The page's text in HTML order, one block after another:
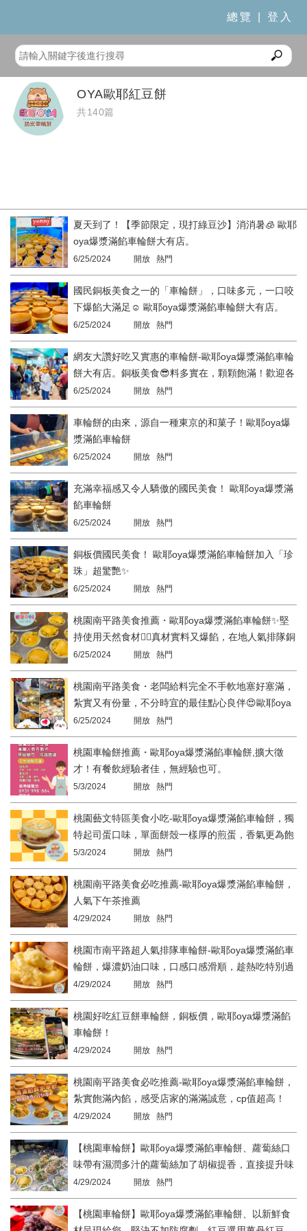
總覽 登入
OYA歐耶紅豆餅
共140篇
夏天到了！【季節限定，現打綠豆沙】消消暑🧊 歐耶
oya爆漿滿餡車輪餅大有店。
6/25/2024 開放 熱門
國民銅板美食之一的「車輪餅」，口味多元，一口咬
下爆餡大滿足☺️ 歐耶oya爆漿滿餡車輪餅大有店。
6/25/2024 開放 熱門
網友大讚好吃又實惠的車輪餅-歐耶oya爆漿滿餡車輪
餅大有店。銅板美食😎料多實在，顆顆飽滿！歡迎各
位來品嘗呢❤️
6/25/2024 開放 熱門
車輪餅的由來，源自一種東京的和菓子！歐耶oya爆
漿滿餡車輪餅
6/25/2024 開放 熱門
充滿幸福感又令人驕傲的國民美食！ 歐耶oya爆漿滿
餡車輪餅
6/25/2024 開放 熱門
銅板價國民美食！ 歐耶oya爆漿滿餡車輪餅加入「珍
珠」超驚艷✨
6/25/2024 開放 熱門
桃園南平路美食推薦・歐耶oya爆漿滿餡車輪餅✨堅
持使用天然食材👍🏻真材實料又爆餡，在地人氣排隊銅
板美食😍
6/25/2024 開放 熱門
桃園南平路美食・老闆給料完全不手軟地塞好塞滿，
紮實又有份量，不分時宜的最佳點心良伴😍歐耶oya
爆漿滿餡車輪餅✨
6/25/2024 開放 熱門
桃園車輪餅推薦・歐耶oya爆漿滿餡車輪餅,擴大徵
才！有餐飲經驗者佳，無經驗也可。
5/3/2024 開放 熱門
桃園藝文特區美食小吃-歐耶oya爆漿滿餡車輪餅，獨
特起司蛋口味，單面餅殼一樣厚的煎蛋，香氣更為飽
滿，更加有飽足感。
5/3/2024 開放 熱門
桃園南平路美食必吃推薦-歐耶oya爆漿滿餡車輪餅，
人氣下午茶推薦
4/29/2024 開放 熱門
桃園市南平路超人氣排隊車輪餅-歐耶oya爆漿滿餡車
輪餅，爆濃奶油口味，口感口感滑順，趁熱吃特別過
癮！
4/29/2024 開放 熱門
桃園好吃紅豆餅車輪餅，銅板價，歐耶oya爆漿滿餡
車輪餅！
4/29/2024 開放 熱門
桃園南平路美食必吃推薦-歐耶oya爆漿滿餡車輪餅，
紮實飽滿內餡，感受店家的滿滿誠意，cp值超高！
4/29/2024 開放 熱門
【桃園車輪餅】歐耶oya爆漿滿餡車輪餅、蘿蔔絲口
味帶有濕潤多汁的蘿蔔絲加了胡椒提香，直接提升味
覺感受
4/29/2024 開放 熱門
【桃園車輪餅】歐耶oya爆漿滿餡車輪餅、以新鮮食